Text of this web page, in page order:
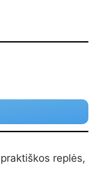
replės,